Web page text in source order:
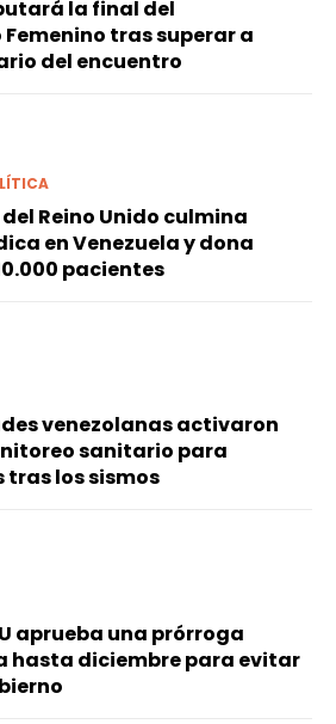
la final del
tras superar a
del encuentro
Reino Unido culmina
en Venezuela y dona
pacientes
venezolanas activaron
sanitario para
tras los sismos
aprueba una prórroga
hasta diciembre para evitar